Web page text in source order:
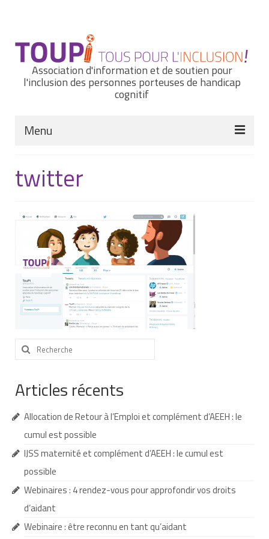
Association d'information et de soutien pour
l'inclusion des personnes porteuses de handicap
cognitif
Menu
Nous connaître
Notre histoire
Nos missions et nos valeurs
Notre équipe
Nous contacter
Nos partenaires
Nos livres
Nos livres adaptés
Soins bucco-dentaires
Les troubles sensoriels
Aide aux démarches
Dossier MDPH
Projet de vie
Taux de handicap et carte d’invalidité
twitter
Rechercher
:
Articles récents
Allocation de Retour à l’Emploi et complément d’AEEH : le
cumul est possible
IJSS maternité et complément d’AEEH : le cumul est
possible
Webinaires : 4 rendez-vous pour approfondir vos droits
d’aidant
Webinaire : être reconnu en tant qu’aidant